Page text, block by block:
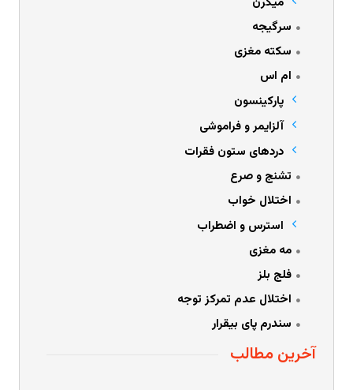
سرگیجه
سکته مغزی
ام اس
پارکینسون
آلزایمر و فراموشی
دردهای ستون فقرات
تشنج و صرع
اختلال خواب
استرس و اضطراب
مه مغزی
فلج بلز
اختلال عدم تمرکز توجه
سندرم پای بیقرار
آخرین مطالب